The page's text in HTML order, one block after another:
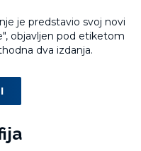
je predstavio svoj novi
objavljen pod etiketom
dva izdanja.